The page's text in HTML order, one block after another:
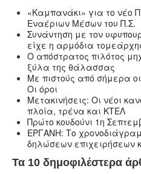
«Καμπανάκι» για το νέο
Εναέριων Μέσων του Π.Σ.
Συνάντηση με τον
είχε η αρμόδια
Ο απόστρατος πιλότος
ξύλα της θάλασσας
Με πιστούς από σήμερα
Oι όροι
Μετακινήσεις: Οι νέοι
πλοία, τρένα και ΚΤΕΛ
Πρώτο κουδούνι 1η
ΕΡΓΑΝΗ: Το
δηλώσεων επιχειρήσεων
Τα 10 δημοφιλέστερα